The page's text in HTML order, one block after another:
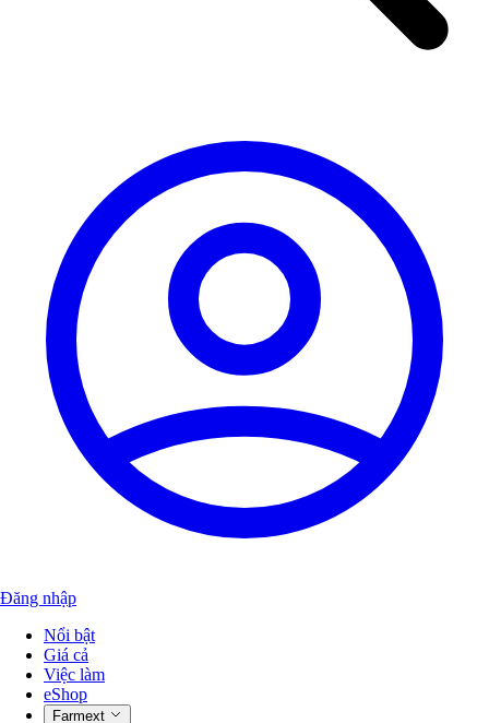
Đăng nhập
Nổi bật
Giá cả
Việc làm
eShop
Farmext